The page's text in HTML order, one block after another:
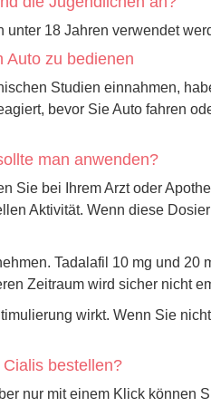
18 Jahren verwendet
Auto zu bedienen
Studien einnahmen,
bevor Sie Auto fahren
man anwenden?
bei Ihrem Arzt oder
Aktivität. Wenn diese
Tadalafil 10 mg und 20
Zeitraum wird sicher nicht
wirkt. Wenn Sie
bestellen?
nur mit einem Klick können